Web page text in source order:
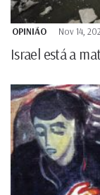
OPINIÃO Nov 14,
Israel está a